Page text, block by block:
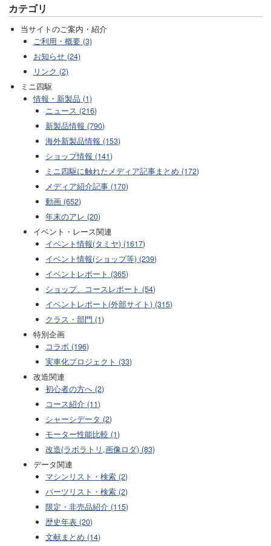
カテゴリ
当サイトのご案内・紹介
ご利用・概要 (3)
お知らせ (24)
リンク (2)
ミニ四駆
情報・新製品 (1)
ニュース (216)
新製品情報 (790)
海外新製品情報 (153)
ショップ情報 (141)
ミニ四駆に触れたメディア記事まとめ (172)
メディア紹介記事 (170)
動画 (652)
年末のアレ (20)
イベント・レース関連
イベント情報(タミヤ) (1617)
イベント情報(ショップ等) (239)
イベントレポート (365)
ショップ、コースレポート (54)
イベントレポート(外部サイト) (315)
クラス・部門 (1)
特別企画
コラボ (196)
実車化プロジェクト (33)
改造関連
初心者の方へ (2)
コース紹介 (11)
シャーシデータ (2)
モーター性能比較 (1)
改造(ラボラトリ,画像ロダ) (83)
データ関連
マシンリスト・検索 (2)
パーツリスト・検索 (2)
限定・非売品紹介 (115)
歴史年表 (20)
文献まとめ (14)